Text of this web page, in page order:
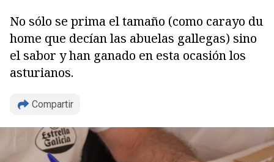
No sólo se prima el tamaño (como carayo du
home que decían las abuelas gallegas) sino
el sabor y han ganado en esta ocasión los
asturianos.
Compartir